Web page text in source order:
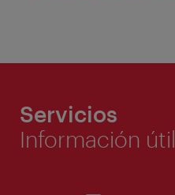
Servicios
Información útil